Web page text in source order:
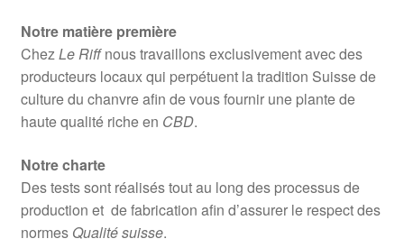
Notre matière première
ChezLe Riffnous travaillons exclusivement avec des
producteurs locaux qui perpétuent la tradition Suisse de
culture du chanvre afin de vous fournir une plante de
haute qualité riche en CBD.
Notre charte
Des tests sont réalisés tout au long des processus de
production et de fabrication afin d’assurer le respect des
normes Qualité suisse.